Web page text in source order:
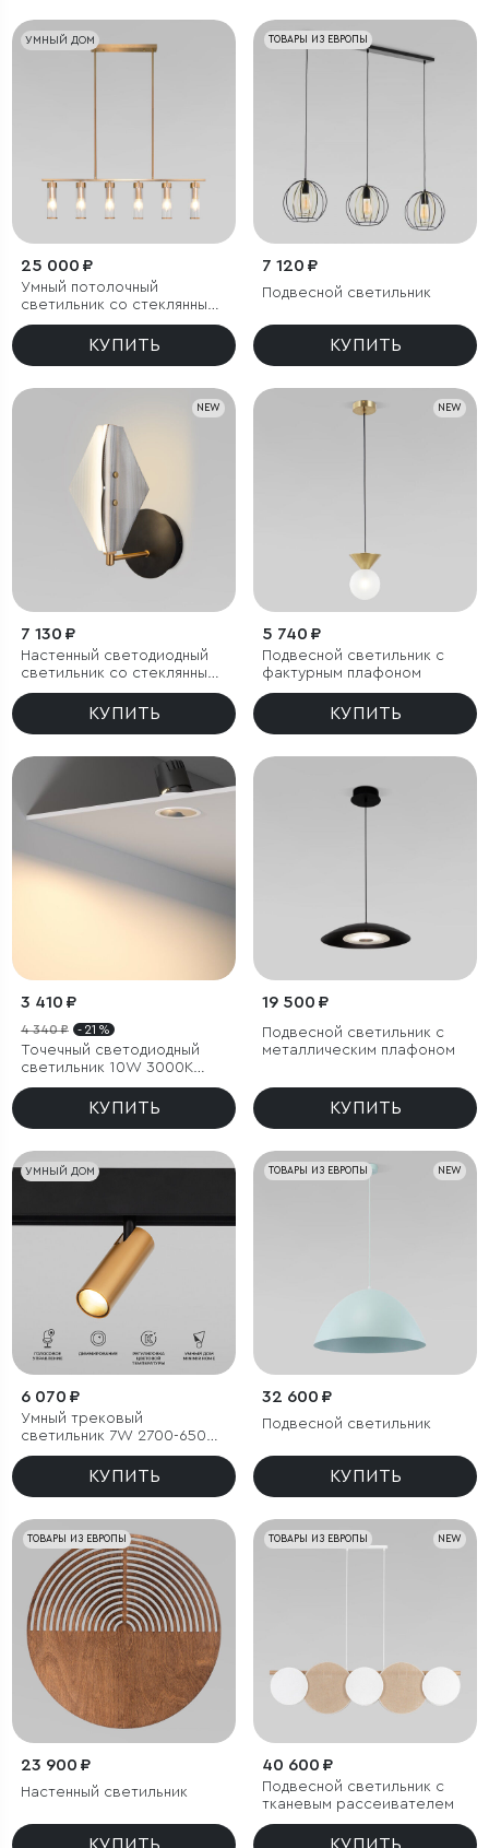
УМНЫЙ ДОМ
25 000 ₽
Умный потолочный
светильник со стеклянными
плафонами
КУПИТЬ
ТОВАРЫ ИЗ ЕВРОПЫ
7 120 ₽
Подвесной светильник
КУПИТЬ
NEW
7 130 ₽
Настенный светодиодный
светильник со стеклянным
плафоном
КУПИТЬ
NEW
5 740 ₽
Подвесной светильник с
фактурным плафоном
КУПИТЬ
3 410 ₽
4 340 ₽ - 21 %
Точечный светодиодный
светильник 10W 3000K
белый/хром
КУПИТЬ
19 500 ₽
Подвесной светильник с
металлическим плафоном
КУПИТЬ
УМНЫЙ ДОМ
6 070 ₽
Умный трековый
светильник 7W 2700-6500K
Dim Cubo Slim Magnetic
КУПИТЬ
NEW
ТОВАРЫ ИЗ ЕВРОПЫ
32 600 ₽
Подвесной светильник
КУПИТЬ
ТОВАРЫ ИЗ ЕВРОПЫ
23 900 ₽
Настенный светильник
NEW
ТОВАРЫ ИЗ ЕВРОПЫ
40 600 ₽
Подвесной светильник с
тканевым рассеивателем